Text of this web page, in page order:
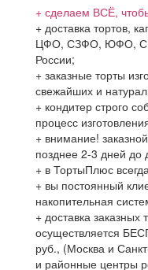
+ сделаем ВСЁ,
+ доставка тортов,
ЦФО, СЗФО, ЮФО,
России;
+ заказные торты
свежайших и
+ кондитер строго
процесс
+ внимание!
позднее 2-3 дней до
+ в ТортыПлюс
+ вы постоянный
накопительная
+ доставка
осуществляется
руб., (Москва и
и районные центры